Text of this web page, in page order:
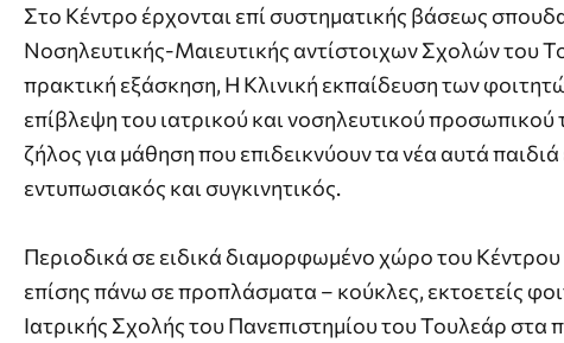
Στο Κέντρο έρχονται επί συστηματικής βάσεως
Νοσηλευτικής-Μαιευτικής αντίστοιχων Σχολών του
πρακτική εξάσκηση, Η Κλινική εκπαίδευση των
επίβλεψη του ιατρικού και νοσηλευτικού προσωπικού
ζήλος για μάθηση που επιδεικνύουν τα νέα αυτά παιδιά
εντυπωσιακός και συγκινητικός.
Περιοδικά σε ειδικά διαμορφωμένο χώρο του Κέντρου
επίσης πάνω σε προπλάσματα – κούκλες, εκτοετείς
Ιατρικής Σχολής του Πανεπιστημίου του Τουλεάρ στα